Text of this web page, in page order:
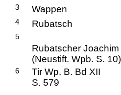
3 Wappen
4 Rubatsch
5
Rubatscher Joachim
(Neustift. Wpb. S. 10)
6
Tir Wp. B. Bd XII
S. 579